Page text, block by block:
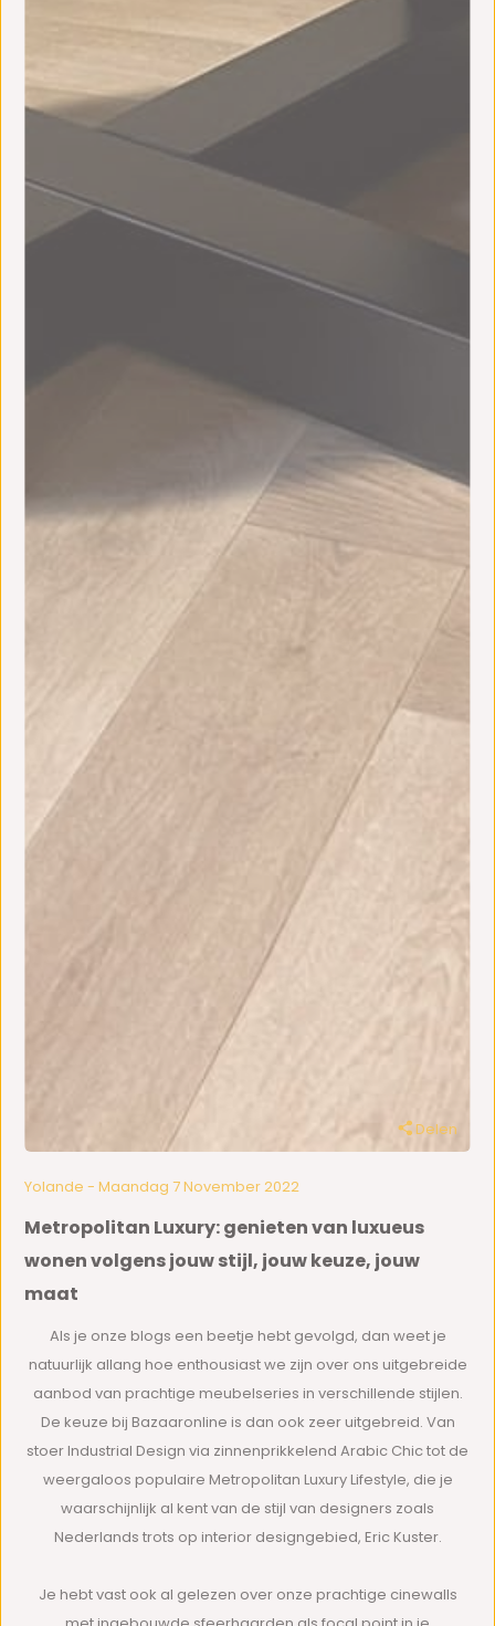
Delen
Yolande - Maandag 7 November 2022
Metropolitan Luxury: genieten van luxueus
wonen volgens jouw stijl, jouw keuze, jouw
maat
Als je onze blogs een beetje hebt gevolgd, dan weet je
natuurlijk allang hoe enthousiast we zijn over ons uitgebreide
aanbod van prachtige meubelseries in verschillende stijlen.
De keuze bij Bazaaronline is dan ook zeer uitgebreid. Van
stoer Industrial Design via zinnenprikkelend Arabic Chic tot de
weergaloos populaire Metropolitan Luxury Lifestyle, die je
waarschijnlijk al kent van de stijl van designers zoals
Nederlands trots op interior designgebied, Eric Kuster.
Je hebt vast ook al gelezen over onze prachtige cinewalls